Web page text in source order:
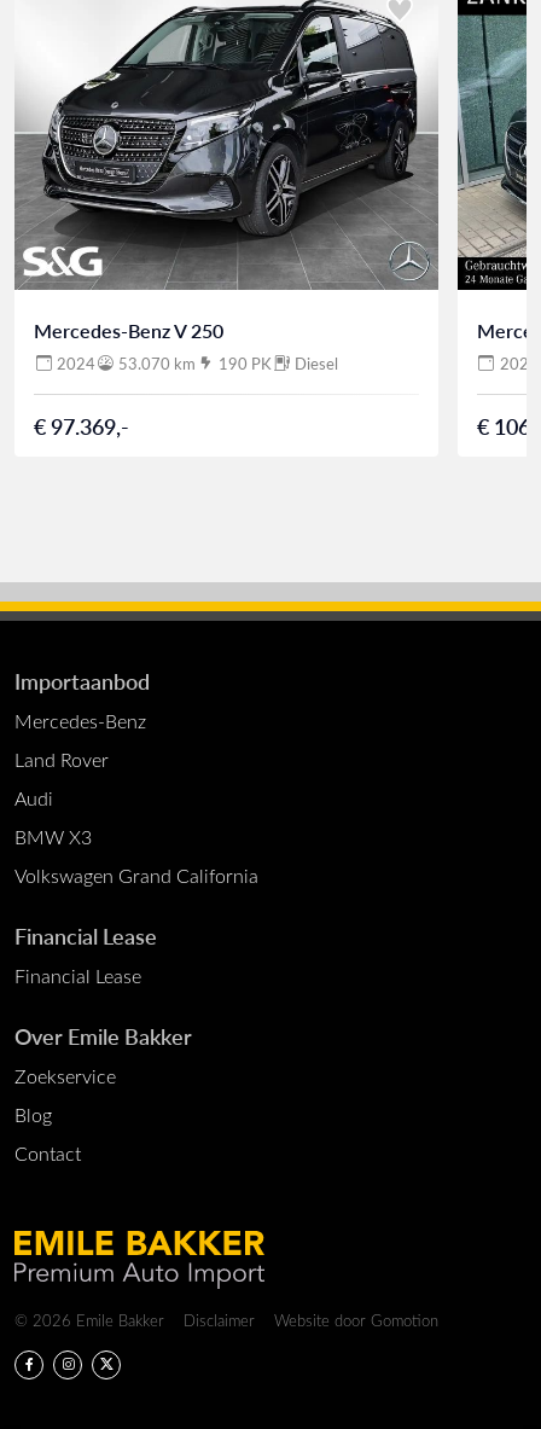
Mercedes-Benz V 250
2024 53.070 km 190 PK Diesel
€ 97.369,-
2024
€
Importaanbod
Mercedes-Benz
Land Rover
Audi
BMW X3
Volkswagen Grand California
Financial Lease
Financial Lease
Over Emile Bakker
Zoekservice
Blog
Contact
Copyright navigation
© 2026 Emile Bakker Disclaimer Website door Gomotion